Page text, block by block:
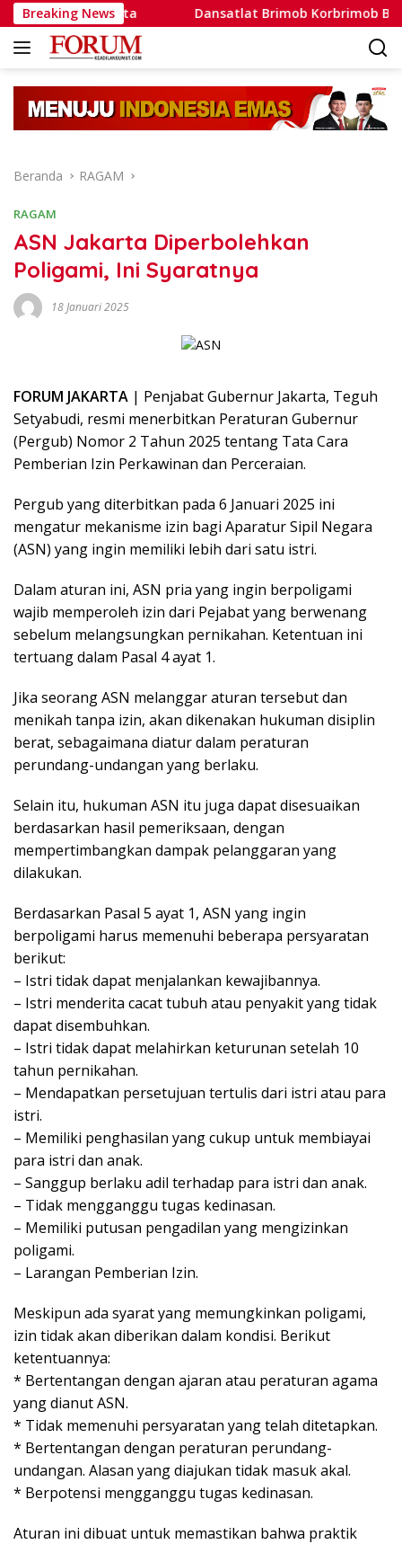
Langsung
ke
konten
Breaking News
Nyata Dansatlat Brimob Korbrimob Buka
Beranda RAGAM
RAGAM
ASN Jakarta Diperbolehkan
Poligami, Ini Syaratnya
18 Januari 2025
FORUM JAKARTA | Penjabat Gubernur Jakarta, Teguh
Setyabudi, resmi menerbitkan Peraturan Gubernur
(Pergub) Nomor 2 Tahun 2025 tentang Tata Cara
Pemberian Izin Perkawinan dan Perceraian.
Pergub yang diterbitkan pada 6 Januari 2025 ini
mengatur mekanisme izin bagi Aparatur Sipil Negara
(ASN) yang ingin memiliki lebih dari satu istri.
Dalam aturan ini, ASN pria yang ingin berpoligami
wajib memperoleh izin dari Pejabat yang berwenang
sebelum melangsungkan pernikahan. Ketentuan ini
tertuang dalam Pasal 4 ayat 1.
Jika seorang ASN melanggar aturan tersebut dan
menikah tanpa izin, akan dikenakan hukuman disiplin
berat, sebagaimana diatur dalam peraturan
perundang-undangan yang berlaku.
Selain itu, hukuman ASN itu juga dapat disesuaikan
berdasarkan hasil pemeriksaan, dengan
mempertimbangkan dampak pelanggaran yang
dilakukan.
Berdasarkan Pasal 5 ayat 1, ASN yang ingin
berpoligami harus memenuhi beberapa persyaratan
berikut:
– Istri tidak dapat menjalankan kewajibannya.
– Istri menderita cacat tubuh atau penyakit yang tidak
dapat disembuhkan.
– Istri tidak dapat melahirkan keturunan setelah 10
tahun pernikahan.
– Mendapatkan persetujuan tertulis dari istri atau para
istri.
– Memiliki penghasilan yang cukup untuk membiayai
para istri dan anak.
– Sanggup berlaku adil terhadap para istri dan anak.
– Tidak mengganggu tugas kedinasan.
– Memiliki putusan pengadilan yang mengizinkan
poligami.
– Larangan Pemberian Izin.
Meskipun ada syarat yang memungkinkan poligami,
izin tidak akan diberikan dalam kondisi. Berikut
ketentuannya:
* Bertentangan dengan ajaran atau peraturan agama
yang dianut ASN.
* Tidak memenuhi persyaratan yang telah ditetapkan.
* Bertentangan dengan peraturan perundang-
undangan. Alasan yang diajukan tidak masuk akal.
* Berpotensi mengganggu tugas kedinasan.
Aturan ini dibuat untuk memastikan bahwa praktik